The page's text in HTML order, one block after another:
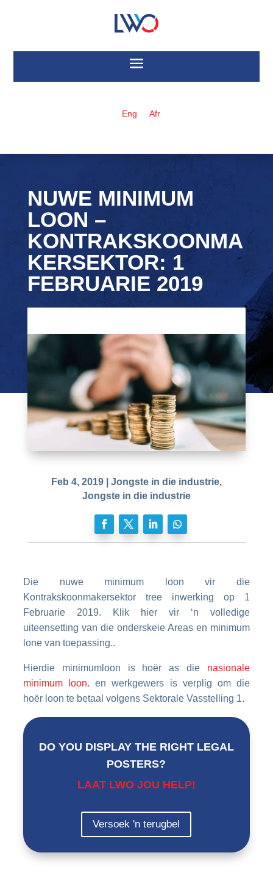
Eng Afr
NUWE MINIMUM
LOON –
KONTRAKSKOONMA
KERSEKTOR: 1
FEBRUARIE 2019
Feb 4, 2019| Jongste in die industrie,
Jongste in die industrie
Die nuwe minimum loon vir die
Kontrakskoonmakersektor tree inwerking op 1
Februarie 2019.
Klik hier vir ‘n volledige
uiteensetting van die onderskeie Areas en minimum
lone van toepassing..
Hierdie minimumloon is hoër as die
nasionale
minimum loon.
en werkgewers is verplig om die
hoër loon te betaal volgens Sektorale Vasstelling 1.
DO YOU DISPLAY THE RIGHT LEGAL
POSTERS?
LAAT LWO JOU HELP!
Versoek 'n terugbel